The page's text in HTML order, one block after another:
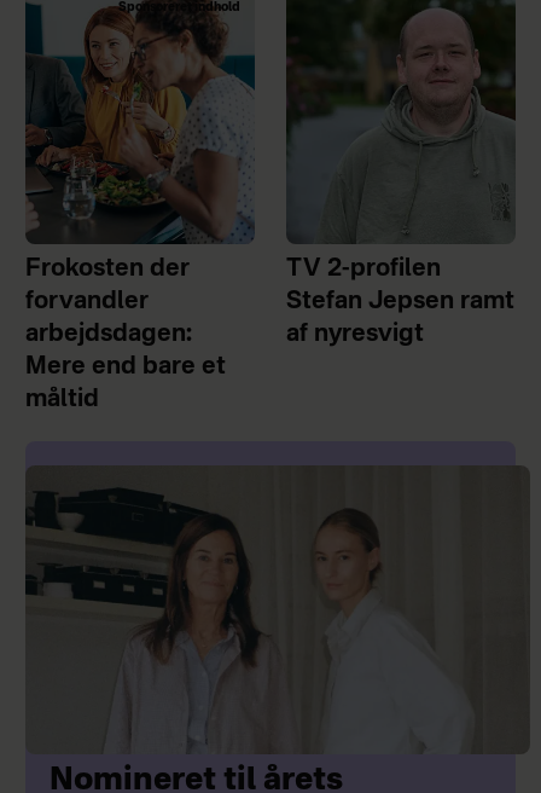
Sponsoreret indhold
Frokosten der
forvandler
arbejdsdagen:
Mere end bare et
måltid
TV 2-profilen
Stefan Jepsen ramt
af nyresvigt
Nomineret til årets